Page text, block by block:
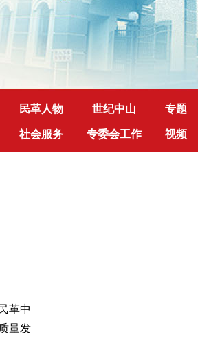
民革人物 世纪中山 专题
社会服务 专委会工作 视频
革中
量发